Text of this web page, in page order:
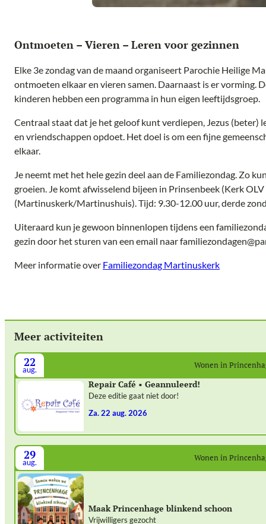
Ontmoeten – Vieren – Leren voor gezinnen
Elke 3e zondag van de maand organiseert Parochie Heilige
ontmoeten elkaar en vieren samen. Daarnaast is er vorming.
kinderen hebben een programma in hun eigen leeftijdsgroep.
Centraal staat dat je het geloof kunt verdiepen, Jezus (beter)
en vriendschappen opdoet. Het doel is om een fijne
elkaar.
Je neemt met het hele gezin deel aan de Familiezondag. Zo
groeien. Je komt afwisselend bijeen in Prinsenbeek (Kerk
(Martinuskerk/Martinushuis). Tijd: 9.30-12.00 uur, derde
Uiteraard kun je gewoon binnenlopen tijdens een
gezin door het sturen van een email naar
Meer informatie over Familiezondag Martinuskerk
Meer activiteiten
22
aug. Wonen in
Repair Café • Geannuleerd!
Deze editie gaat niet door!
za. 22 aug. 2026
29
aug. Wonen in
Maak Princenhage blinkend schoon
Vrijwilligers gezocht